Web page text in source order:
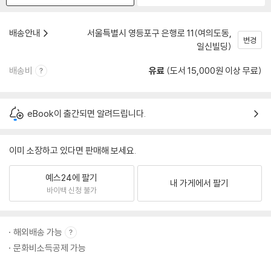
배송안내
서울특별시 영등포구 은행로 11(여의도동,
일신빌딩)
변경
배송비 유료 (도서 15,000원 이상 무료)
eBook이 출간되면 알려드립니다.
이미 소장하고 있다면 판매해 보세요.
예스24에 팔기
바이백 신청 불가
내 가게에서 팔기
해외배송 가능
문화비소득공제 가능